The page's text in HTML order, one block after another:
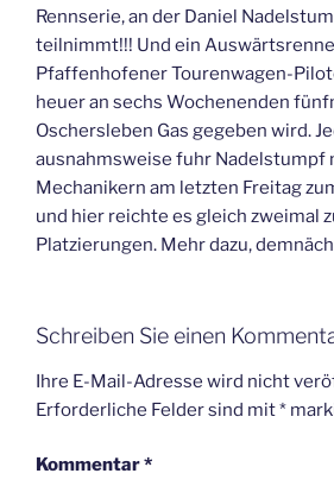
Rennserie, an der Daniel
teilnimmt!!! Und ein
Pfaffenhofener Tourenwagen-
heuer an sechs Wochenenden
Oschersleben Gas gegeben wird.
ausnahmsweise fuhr Nadelstumpf
Mechanikern am letzten Freitag
und hier reichte es gleich zweimal
Platzierungen. Mehr dazu,
Schreiben Sie einen
Ihre E-Mail-Adresse wird nicht
Erforderliche Felder sind mit*
Kommentar*